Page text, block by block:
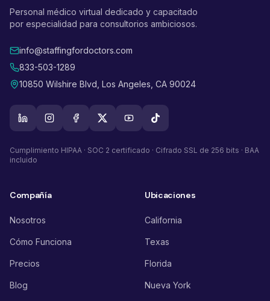
Personal médico virtual dedicado y capacitado
por especialidad para consultorios ambiciosos.
info@staffingfordoctors.com
833-503-1289
10850 Wilshire Blvd, Los Angeles, CA 90024
Cumplimiento HIPAA · SOC 2 certificado · Cifrado SSL de 256 bits · BAA
incluido
Compañía
Nosotros
Cómo Funciona
Precios
Blog
Ubicaciones
California
Texas
Florida
Nueva York